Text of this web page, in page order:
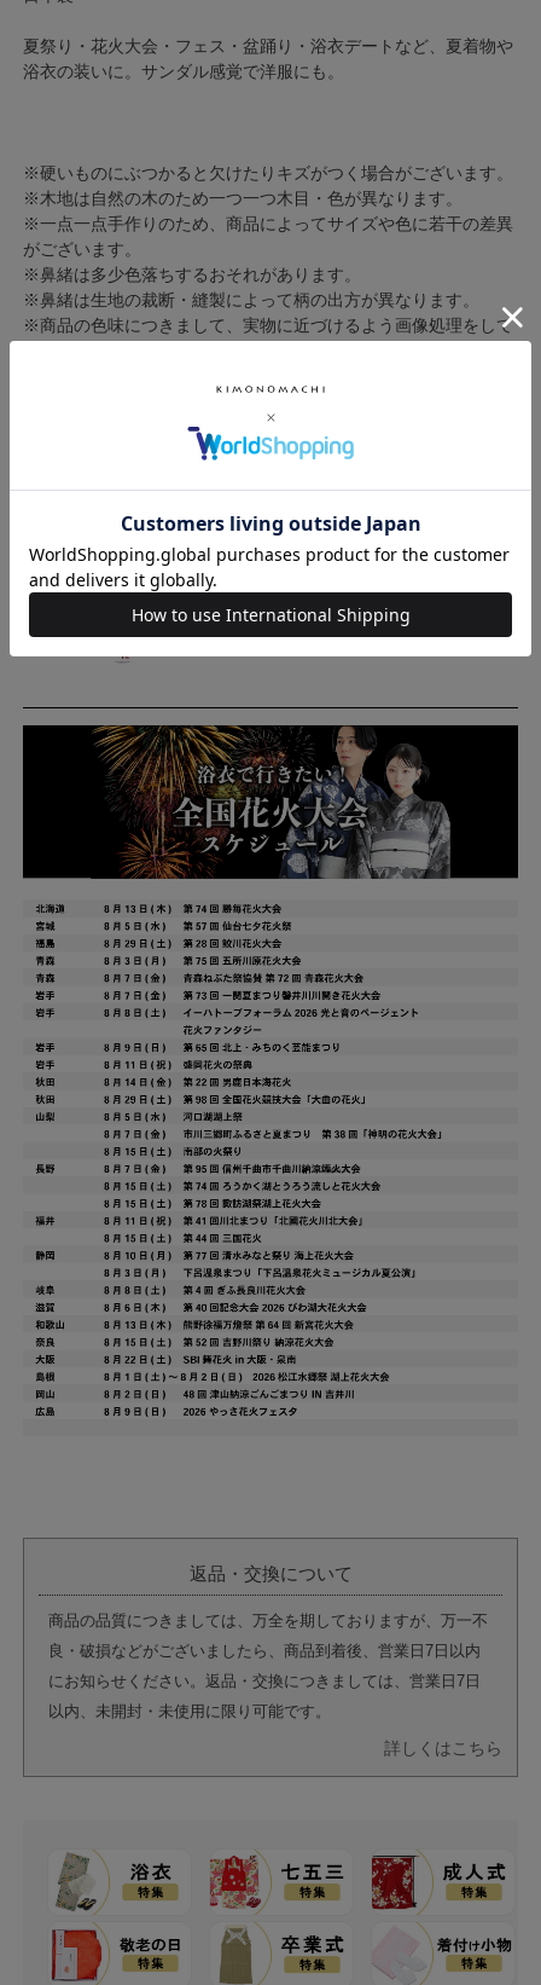
夏祭り・花火大会・フェス・盆踊り・浴衣デートなど、夏着物や
浴衣の装いに。サンダル感覚で洋服にも。
※硬いものにぶつかると欠けたりキズがつく場合がございます。
※木地は自然の木のため一つ一つ木目・色が異なります。
※一点一点手作りのため、商品によってサイズや色に若干の差異
がございます。
※鼻緒は多少色落ちするおそれがあります。
※鼻緒は生地の裁断・縫製によって柄の出方が異なります。
※商品の色味につきまして、実物に近づけるよう画像処理をして
◇みずとり下駄他にも色々◇
返品・交換について
商品の品質につきましては、万全を期しておりますが、万一不
良・破損などがございましたら、商品到着後、営業日7日以内
にお知らせください。返品・交換につきましては、営業日7日
以内、未開封・未使用に限り可能です。
詳しくはこちら